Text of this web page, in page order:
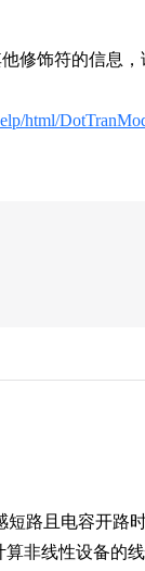
修饰符的信息，
html/
短路且电容开路
算非线性设备的